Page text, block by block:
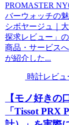
PROMASTER
バーウォッチの
シボヤージュ｜
探求レビュー」
商品・サービス
が紹介した...
時計レビュ
【モノ好きの
「Tissot PRX